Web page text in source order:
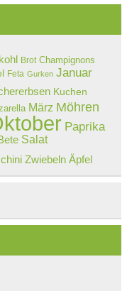
Brot Champignons
Feta Gurken Januar
Kuchen
März Möhren
Paprika
Salat
Zwiebeln Äpfel